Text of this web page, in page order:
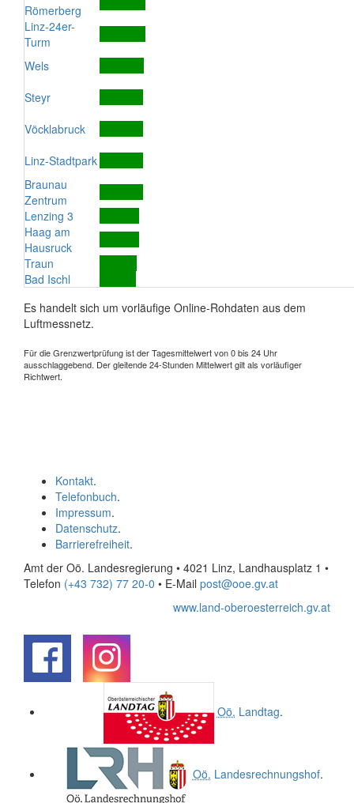
Römerberg
Linz-24er-
Turm
Wels
Steyr
Vöcklabruck
Linz-Stadtpark
Braunau
Zentrum
Lenzing 3
Haag am
Hausruck
Traun
Bad Ischl
Es handelt sich um vorläufige Online-Rohdaten aus dem
Luftmessnetz.
Für die Grenzwertprüfung ist der Tagesmittelwert von 0 bis 24 Uhr
ausschlaggebend. Der gleitende 24-Stunden Mittelwert gilt als vorläufiger
Richtwert.
Kontakt.
Telefonbuch.
Impressum.
Datenschutz.
Barrierefreiheit.
Amt der Oö. Landesregierung • 4021 Linz, Landhausplatz 1 •
Telefon (+43 732) 77 20-0 • E-Mail post@ooe.gv.at
www.land-oberoesterreich.gv.at
Oö. Landtag.
Oö. Landesrechnungshof.